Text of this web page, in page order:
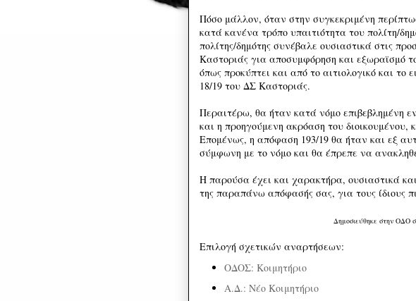
Πόσο μάλλον, όταν στην συγκεκριμένη
κατά κανένα τρόπο υπαιτιότητα του πολίτη/
πολίτης/δημότης συνέβαλε ουσιαστικά στις
Καστοριάς για αποσυμφόρηση και εξωραϊσμό
όπως προκύπτει και από το αιτιολογικό και το
18/19 του ΔΣ Καστοριάς.
Περαιτέρω, θα ήταν κατά νόμο επιβεβλημένη
και η προηγούμενη ακρόαση του διοικουμένου,
Επομένως, η απόφαση 193/19 θα ήταν και εξ
σύμφωνη με το νόμο και θα έπρεπε να
Η παρούσα έχει και χαρακτήρα, ουσιαστικά
της παραπάνω απόφασής σας, για τους ίδιους
Δημοσιεύθηκε στην ΟΔΟ
Επιλογή σχετικών αναρτήσεων:
ΟΔΟΣ: Κοιμητήριο
Α.Δ.: Νέο Κοιμητήριο